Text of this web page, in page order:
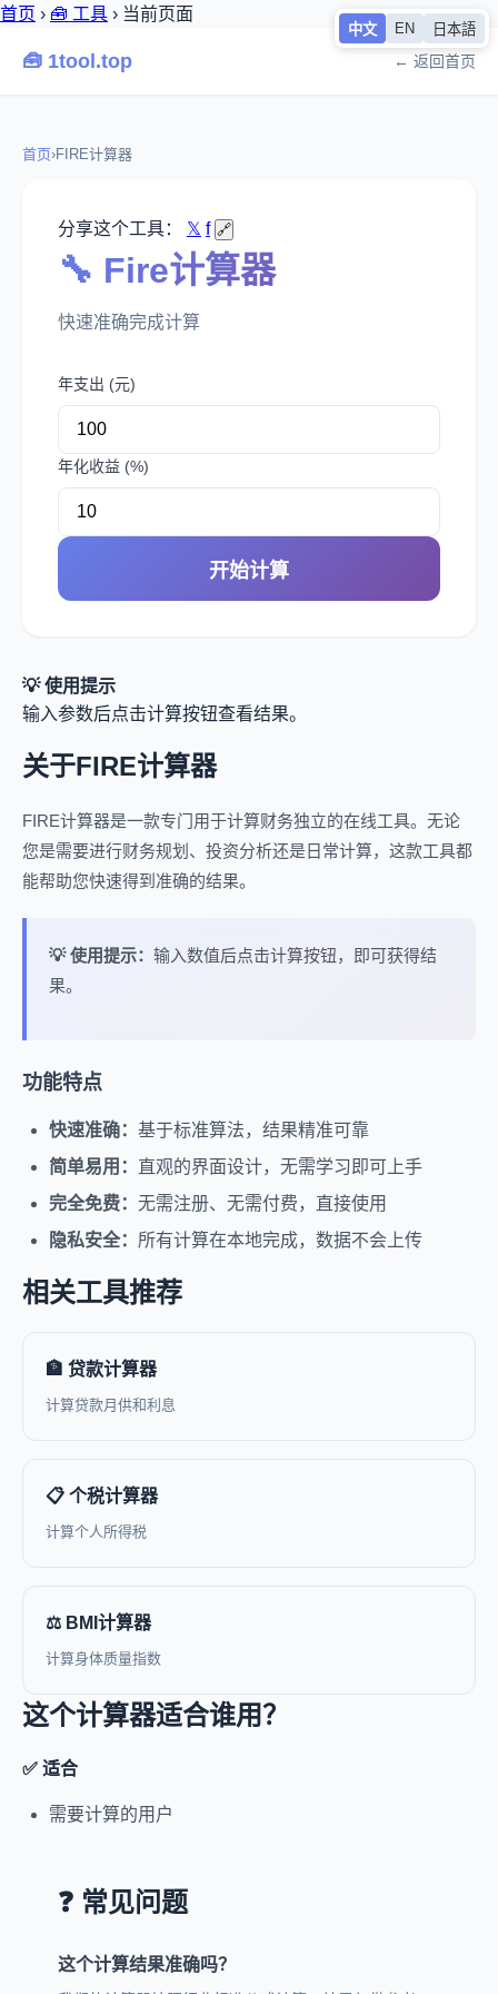
中文 EN 日本語
首页 › 🧰 工具 › 当前页面
🧰 1tool.top ← 返回首页
首页›FIRE计算器
分享这个工具： 𝕏 f 🔗
🔧 Fire计算器
快速准确完成计算
年支出 (元)
年化收益 (%)
开始计算
💡 使用提示
输入参数后点击计算按钮查看结果。
关于FIRE计算器
FIRE计算器是一款专门用于计算财务独立的在线工具。无论
您是需要进行财务规划、投资分析还是日常计算，这款工具都
能帮助您快速得到准确的结果。
💡 使用提示： 输入数值后点击计算按钮，即可获得结
果。
功能特点
快速准确： 基于标准算法，结果精准可靠
简单易用： 直观的界面设计，无需学习即可上手
完全免费： 无需注册、无需付费，直接使用
隐私安全： 所有计算在本地完成，数据不会上传
相关工具推荐
🏦 贷款计算器
计算贷款月供和利息
📋 个税计算器
计算个人所得税
⚖️ BMI计算器
计算身体质量指数
这个计算器适合谁用？
✅ 适合
需要计算的用户
❓ 常见问题
这个计算结果准确吗？